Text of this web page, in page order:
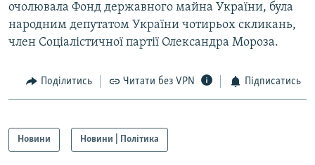
очолювала Фонд державного майна України, була
народним депутатом України чотирьох скликань,
член Соціалістичної партії Олександра Мороза.
Поділитись Читати без VPN Підписатись
Новини Новини | Політика